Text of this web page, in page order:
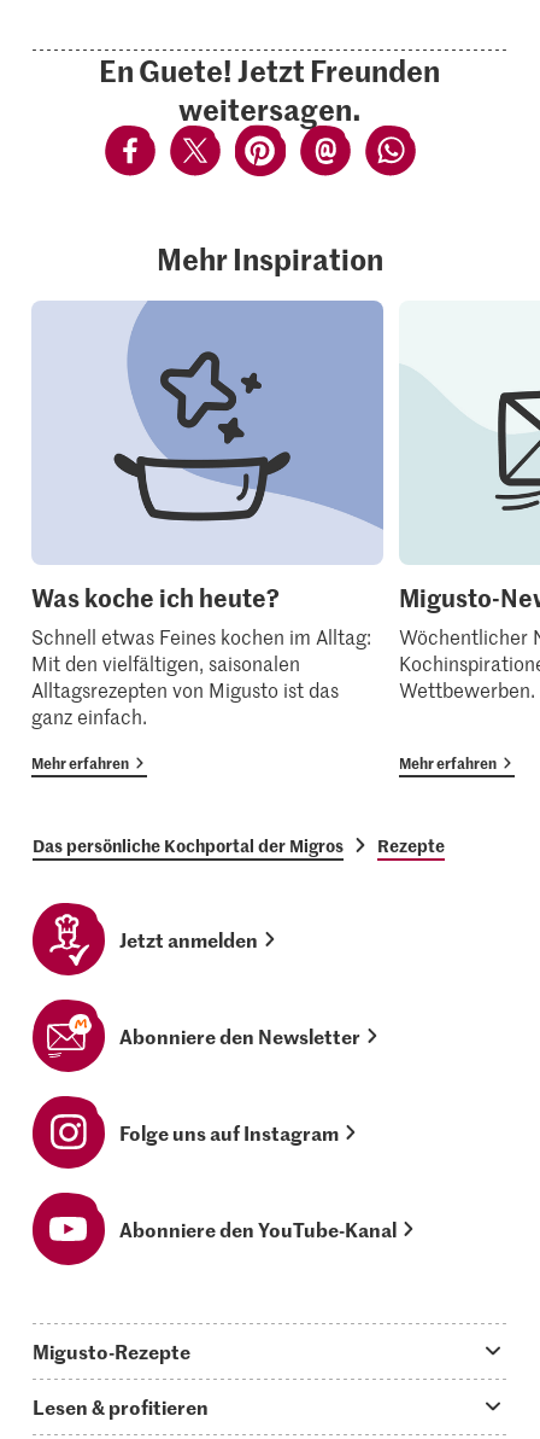
En Guete! Jetzt Freunden
weitersagen.
Mehr Inspiration
Was koche ich heute?
Schnell etwas Feines kochen im Alltag:
Mit den vielfältigen, saisonalen
Alltagsrezepten von Migusto ist das
ganz einfach.
Mehr erfahren
Migusto-
Wöchentlicher
Wettbewerben.
Mehr erfahren
Das persönliche Kochportal der Migros Rezepte
Jetzt anmelden
Abonniere den Newsletter
Folge uns auf Instagram
Abonniere den YouTube-Kanal
Migusto-Rezepte
Lesen & profitieren